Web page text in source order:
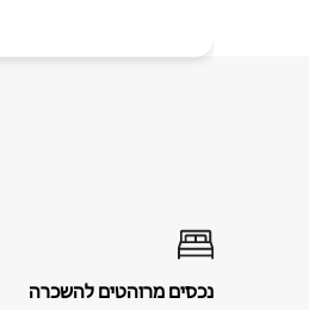
נכסים מרוהטים להשכרה